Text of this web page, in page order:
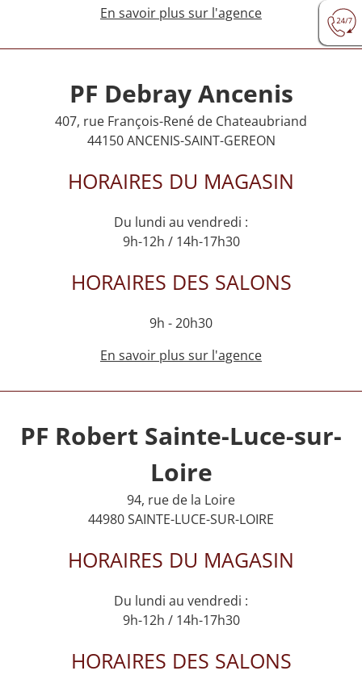
En savoir plus sur l'agence
PF Debray Ancenis
407, rue François-René de Chateaubriand
44150 ANCENIS-SAINT-GEREON
HORAIRES DU MAGASIN
Du lundi au vendredi :
9h-12h / 14h-17h30
HORAIRES DES SALONS
9h - 20h30
En savoir plus sur l'agence
PF Robert Sainte-Luce-sur-
Loire
94, rue de la Loire
44980 SAINTE-LUCE-SUR-LOIRE
HORAIRES DU MAGASIN
Du lundi au vendredi :
9h-12h / 14h-17h30
HORAIRES DES SALONS